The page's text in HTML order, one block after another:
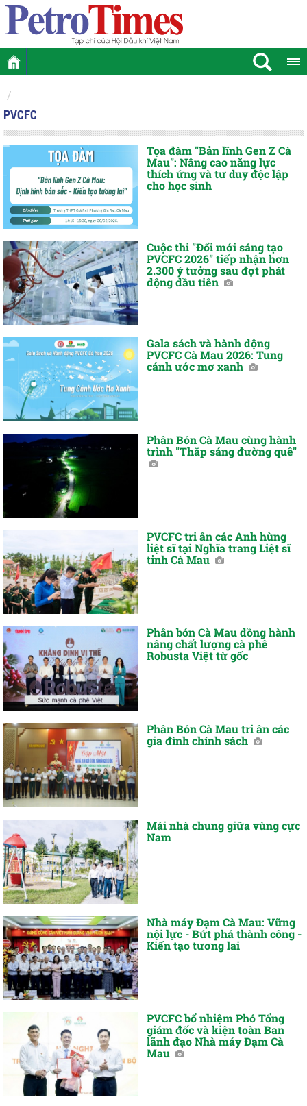
PVCFC
Tọa đàm "Bản lĩnh Gen Z Cà
Mau": Nâng cao năng lực
thích ứng và tư duy độc lập
cho học sinh
Cuộc thi "Đổi mới sáng tạo
PVCFC 2026" tiếp nhận hơn
2.300 ý tưởng sau đợt phát
động đầu tiên
Gala sách và hành động
PVCFC Cà Mau 2026: Tung
cánh ước mơ xanh
Phân Bón Cà Mau cùng hành
trình "Thắp sáng đường quê"
PVCFC tri ân các Anh hùng
liệt sĩ tại Nghĩa trang Liệt sĩ
tỉnh Cà Mau
Phân bón Cà Mau đồng hành
nâng chất lượng cà phê
Robusta Việt từ gốc
Phân Bón Cà Mau tri ân các
gia đình chính sách
Mái nhà chung giữa vùng cực
Nam
Nhà máy Đạm Cà Mau: Vững
nội lực - Bứt phá thành công -
Kiến tạo tương lai
PVCFC bổ nhiệm Phó Tổng
giám đốc và kiện toàn Ban
lãnh đạo Nhà máy Đạm Cà
Mau